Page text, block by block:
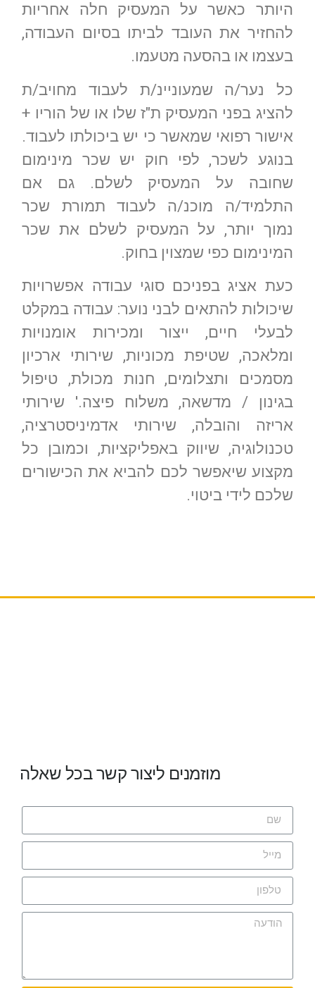
היותר כאשר על המעסיק חלה אחריות
להחזיר את העובד לביתו בסיום העבודה,
בעצמו או בהסעה מטעמו.
כל נער/ה שמעוניינ/ת לעבוד מחויב/ת
להציג בפני המעסיק ת"ז שלו או של הוריו +
אישור רפואי שמאשר כי יש ביכולתו לעבוד.
בנוגע לשכר, לפי חוק יש שכר מינימום
שחובה על המעסיק לשלם. גם אם
התלמיד/ה מוכנ/ה לעבוד תמורת שכר
נמוך יותר, על המעסיק לשלם את שכר
המינימום כפי שמצוין בחוק.
כעת אציג בפניכם סוגי עבודה אפשרויות
שיכולות להתאים לבני נוער: עבודה במקלט
לבעלי חיים, ייצור ומכירות אומנויות
ומלאכה, שטיפת מכוניות, שירותי ארכיון
מסמכים ותצלומים, חנות מכולת, טיפול
בגינון / מדשאה, משלוח פיצה.' שירותי
אריזה והובלה, שירותי אדמיניסטרציה,
טכנולוגיה, שיווק באפליקציות, וכמובן כל
מקצוע שיאפשר לכם להביא את הכישורים
שלכם לידי ביטוי.
מוזמנים ליצור קשר בכל שאלה